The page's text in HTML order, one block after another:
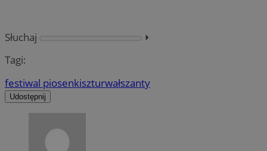
Słuchaj
⏵︎
Tagi:
festiwal piosenkiszturwałszanty
Udostępnij